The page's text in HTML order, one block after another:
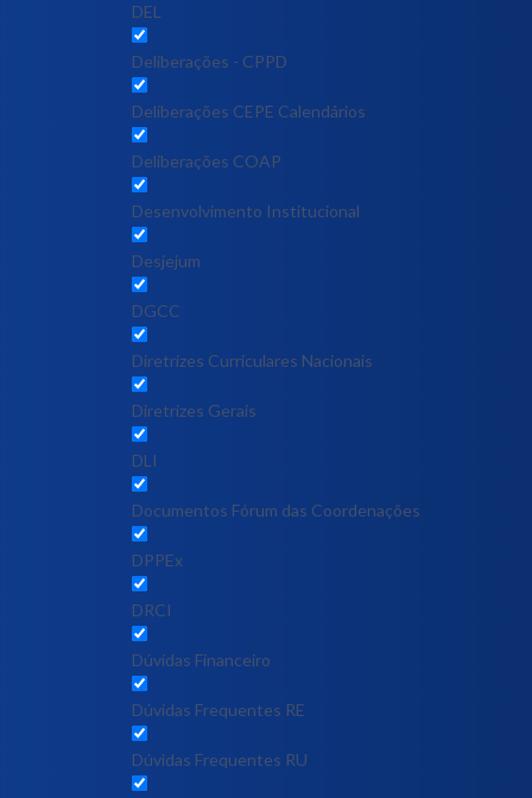
DEL
Deliberações - CPPD
Deliberações CEPE Calendários
Deliberações COAP
Desenvolvimento Institucional
Desjejum
DGCC
Diretrizes Curriculares Nacionais
Diretrizes Gerais
DLI
Documentos Fórum das Coordenações
DPPEx
DRCI
Dúvidas Financeiro
Dúvidas Frequentes RE
Dúvidas Frequentes RU